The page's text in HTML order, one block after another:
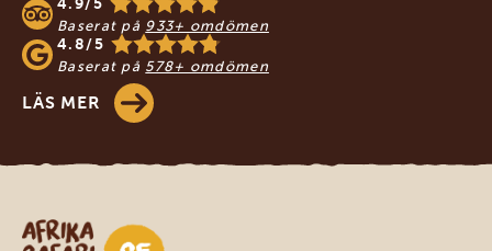
4.9/5
Baserat på 933+ omdömen
4.8/5
Baserat på 578+ omdömen
LÄS MER
Safari-resor i Afrika